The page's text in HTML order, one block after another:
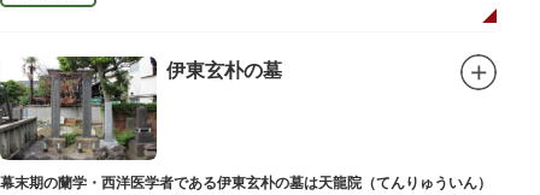
伊東玄朴の墓
幕末期の蘭学・西洋医学者である伊東玄朴の墓は天龍院（てんりゅういん）